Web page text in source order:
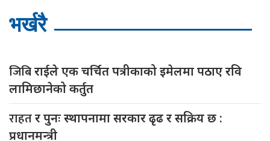
भर्खरै
जिबिराईले एक चर्चित पत्रीकाको इमेलमा पठाए रवि
लामिछानेको कर्तुत
राहतर पुनः स्थापनामा सरकार ढृढ र सक्रिय छ :
प्रधानमन्त्री